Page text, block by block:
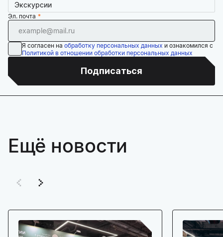
Экскурсии
Эл. почта
Я согласен на обработку персональных данных и ознакомился с
Политикой в отношении обработки персональных данных
Подписаться
Ещё новости